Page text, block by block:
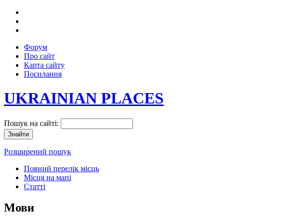
Форум
Про сайт
Карта сайту
Посилання
UKRAINIAN PLACES
Пошук на сайті:
Розширений пошук
Повний перелік місць
Місця на мапі
Статті
Мови